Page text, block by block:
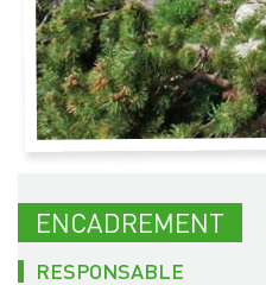
ENCADREMENT
RESPONSABLE